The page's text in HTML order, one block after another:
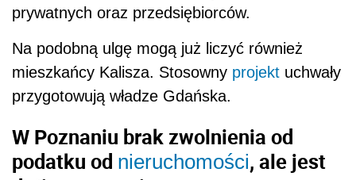
prywatnych oraz przedsiębiorców.
Na podobną ulgę mogą już liczyć również
mieszkańcy Kalisza. Stosowny projekt uchwały
przygotowują władze Gdańska.
W Poznaniu brak zwolnienia od
podatku od nieruchomości, ale jest